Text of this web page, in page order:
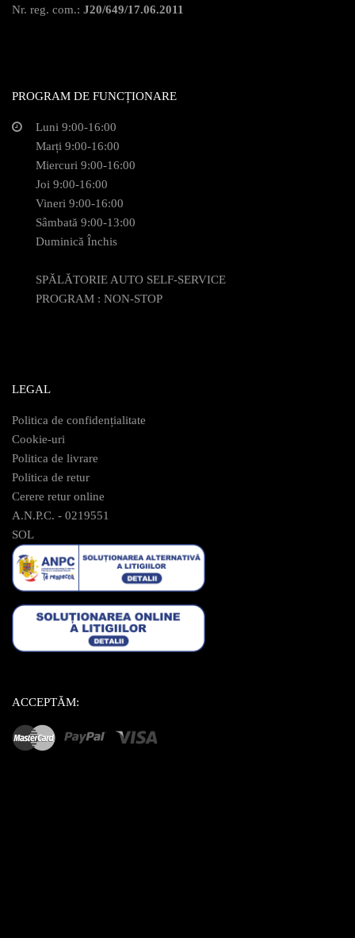
Nr. reg. com.: J20/649/17.06.2011
PROGRAM DE FUNCȚIONARE
Luni 9:00-16:00
Marți 9:00-16:00
Miercuri 9:00-16:00
Joi 9:00-16:00
Vineri 9:00-16:00
Sâmbată 9:00-13:00
Duminică Închis
SPĂLĂTORIE AUTO SELF-SERVICE
PROGRAM : NON-STOP
LEGAL
Politica de confidențialitate
Cookie-uri
Politica de livrare
Politica de retur
Cerere retur online
A.N.P.C. - 0219551
SOL
ACCEPTĂM: